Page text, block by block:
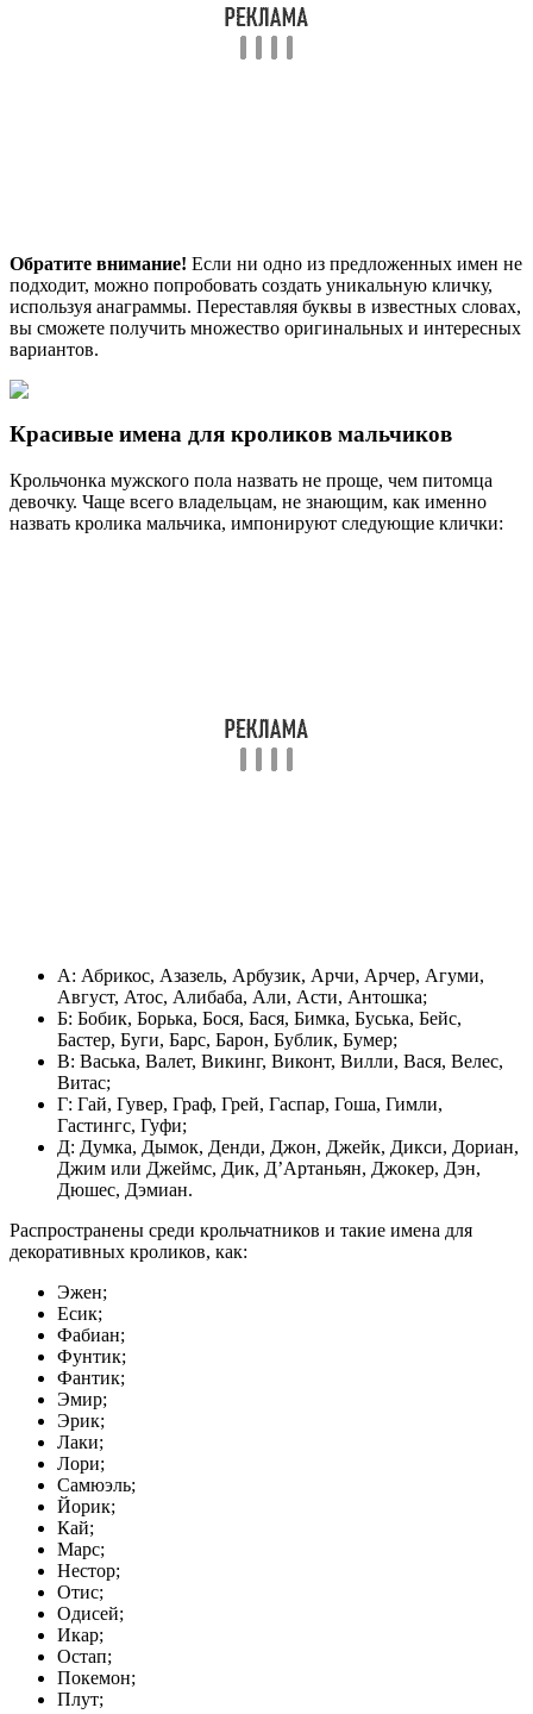
Обратите внимание! Если ни одно из предложенных имен не
подходит, можно попробовать создать уникальную кличку,
используя анаграммы. Переставляя буквы в известных словах,
вы сможете получить множество оригинальных и интересных
вариантов.
Красивые имена для кроликов мальчиков
Крольчонка мужского пола назвать не проще, чем питомца
девочку. Чаще всего владельцам, не знающим, как именно
назвать кролика мальчика, импонируют следующие клички:
А: Абрикос, Азазель, Арбузик, Арчи, Арчер, Агуми,
Август, Атос, Алибаба, Али, Асти, Антошка;
Б: Бобик, Борька, Бося, Бася, Бимка, Буська, Бейс,
Бастер, Буги, Барс, Барон, Бублик, Бумер;
В: Васька, Валет, Викинг, Виконт, Вилли, Вася, Велес,
Витас;
Г: Гай, Гувер, Граф, Грей, Гаспар, Гоша, Гимли,
Гастингс, Гуфи;
Д: Думка, Дымок, Денди, Джон, Джейк, Дикси, Дориан,
Джим или Джеймс, Дик, Д’Артаньян, Джокер, Дэн,
Дюшес, Дэмиан.
Распространены среди крольчатников и такие имена для
декоративных кроликов, как:
Эжен;
Есик;
Фабиан;
Фунтик;
Фантик;
Эмир;
Эрик;
Лаки;
Лори;
Самюэль;
Йорик;
Кай;
Марс;
Нестор;
Отис;
Одисей;
Икар;
Остап;
Покемон;
Плут;